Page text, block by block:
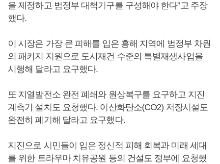
을 제정하고 범정부 대책기구를 구성해야 한다”고 주장
했다.
이 시장은 가장 큰 피해를 입은 흥해 지역에 범정부 차원
의 패키지 지원으로 도시재건 수준의 특별재생사업을
시행해 달라고 요구했다.
또 지열발전소 완전 폐쇄와 원상복구를 요구하고 지진
계측기 설치도 요청했다. 이산화탄소(CO2) 저장시설도
완전히 폐기해 달라고 요구했다.
지진으로 시민들이 입은 정신적 피해 회복과 미래 세대
를 위한 트라우마 치유공원 등의 건설도 정부에 요청했